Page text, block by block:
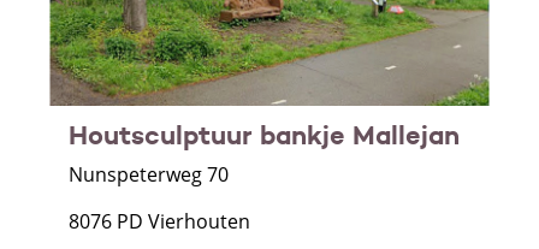
Houtsculptuur bankje Mallejan
Nunspeterweg 70
8076 PD Vierhouten